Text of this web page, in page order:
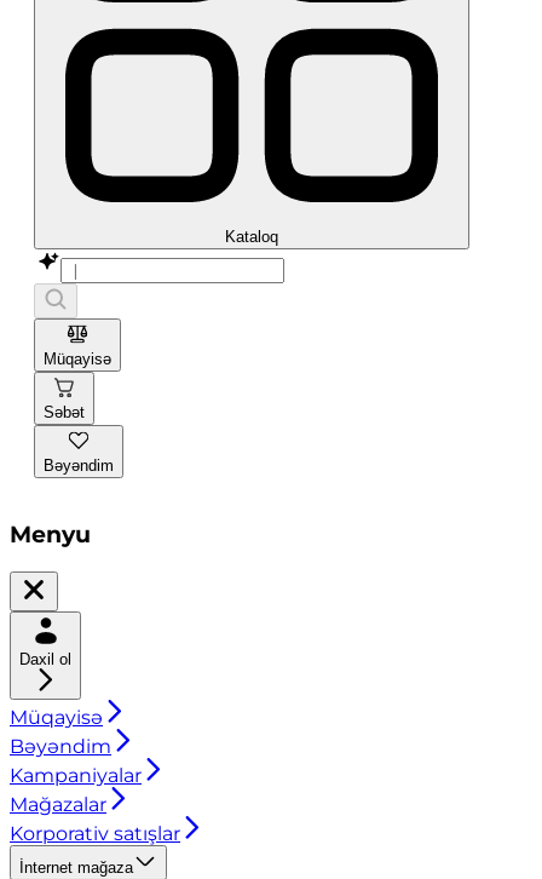
Kataloq
Müqayisə
Səbət
Bəyəndim
Menyu
Daxil ol
Müqayisə
Bəyəndim
Kampaniyalar
Mağazalar
Korporativ satışlar
İnternet mağaza